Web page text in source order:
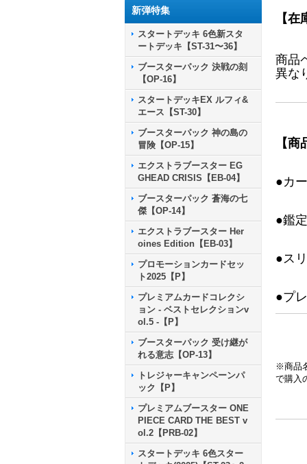
新弾特集
スタートデッキ 6色新スタ
ートデッキ【ST-31〜36】
ブースターパック 決戦の刻
【OP-16】
スタートデッキEX ルフィ&
エース【ST-30】
ブースターパック 神の島の
冒険【OP-15】
エクストラブースター EG
GHEAD CRISIS【EB-04】
ブースターパック 蒼海の七
傑【OP-14】
エクストラブースター Her
oines Edition【EB-03】
プロモーションカードセッ
ト2025【P】
プレミアムカードコレクシ
ョン - ベストセレクションv
ol.5 -【P】
ブースターパック 受け継が
れる意志【OP-13】
トレジャーキャンペーンパ
ック【P】
プレミアムブースター ONE
PIECE CARD THE BEST v
ol.2【PRB-02】
スタートデッキ 6色スター
【
商品
異な
【
●カ
●鑑
●ス
●プ
※商品
で購入